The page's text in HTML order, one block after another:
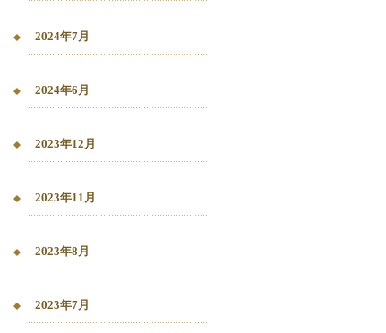
2024年7月
2024年6月
2023年12月
2023年11月
2023年8月
2023年7月